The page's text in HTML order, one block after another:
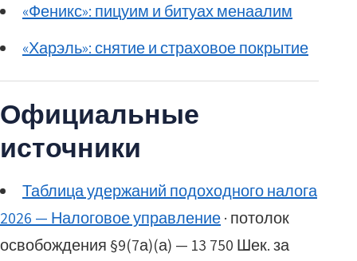
«Феникс»: пицуим и битуах менаалим
«Харэль»: снятие и страховое покрытие
Официальные
источники
Таблица удержаний подоходного налога
2026 — Налоговое управление· потолок
освобождения §9(7а)(а) — 13 750 Шек. за